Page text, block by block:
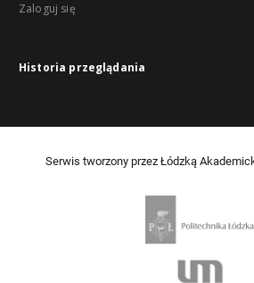
Zaloguj się
Historia przeglądania
Serwis tworzony przez Łódzką